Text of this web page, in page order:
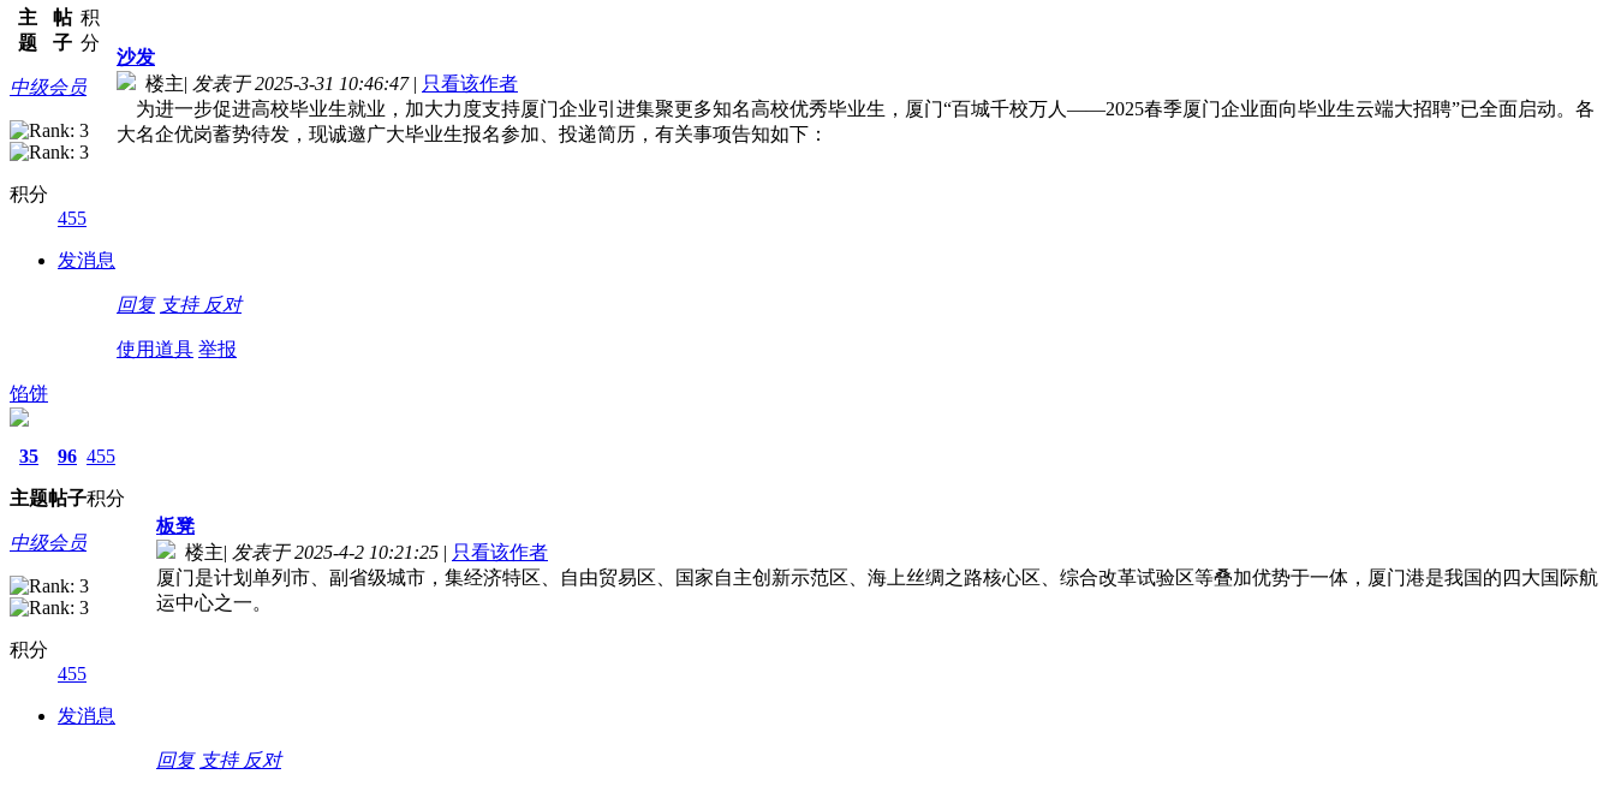
主
题
帖
子
积
分
中级会员
积分
455
发消息
沙发
楼主| 发表于 2025-3-31 10:46:47 | 只看该作者
为进一步促进高校毕业生就业，加大力度支持厦门企业引进集聚更多知名高校优秀毕业生，厦门“百城千校万人——2025春季厦门企业面向毕业生云端大招聘”已全面启动。各
大名企优岗蓄势待发，现诚邀广大毕业生报名参加、投递简历，有关事项告知如下：
回复 支持 反对
使用道具 举报
馅饼
35
主题
96
帖子
455
积分
中级会员
积分
455
发消息
板凳
楼主| 发表于 2025-4-2 10:21:25 | 只看该作者
厦门是计划单列市、副省级城市，集经济特区、自由贸易区、国家自主创新示范区、海上丝绸之路核心区、综合改革试验区等叠加优势于一体，厦门港是我国的四大国际航
运中心之一。
回复 支持 反对